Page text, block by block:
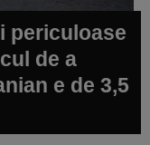
periculoase
de a
e de 3,5